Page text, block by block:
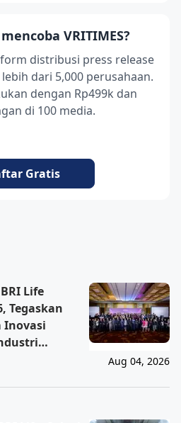
VRITIMES?
distribusi press release
dari 5,000 perusahaan.
dengan Rp499k dan
di 100 media.
Gratis
Life
Inovasi
Aug 04, 2026